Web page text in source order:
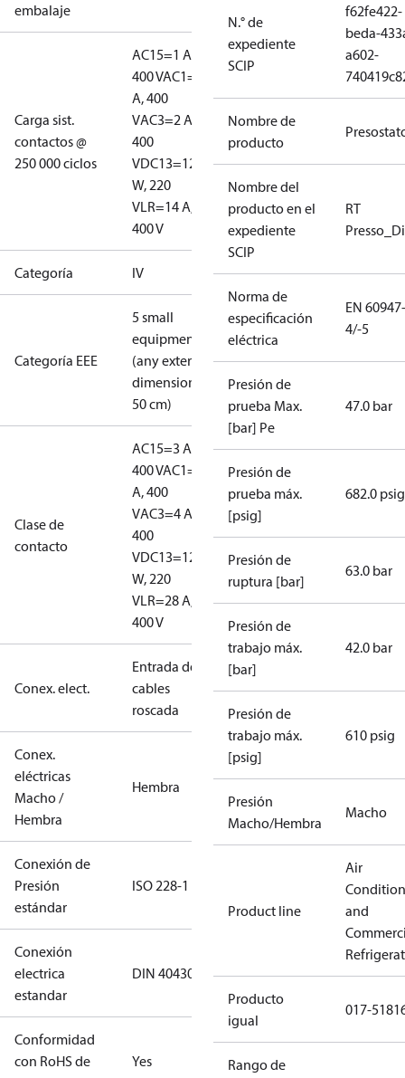
embalaje
Carga sist.
contactos @
250 000 ciclos
AC15=1 A,
400 VAC1=10
A, 400
VAC3=2 A,
400
VDC13=12
W, 220
VLR=14 A,
400 V
Categoría IV
Categoría EEE
5 small
equipment
(any external
dimension <
50 cm)
Clase de
contacto
AC15=3 A,
400 VAC1=10
A, 400
VAC3=4 A,
400
VDC13=12
W, 220
VLR=28 A,
400 V
Conex. elect.
Entrada de
cables
roscada
Conex.
eléctricas
Macho /
Hembra
Hembra
Conexión de
Presión
estándar
ISO 228-1
Conexión
electrica
estandar
DIN 40430
Conformidad
con RoHS de
Yes
N.° de
expediente
SCIP
f62fe422-
beda-
a602-
Nombre de
producto
Nombre del
producto en el
expediente
SCIP
RT
Norma de
especificación
eléctrica
EN 60947-
4/-5
Presión de
prueba Max.
[bar] Pe
47.0 bar
Presión de
prueba máx.
[psig]
682.0 psig
Presión de
ruptura [bar]
63.0 bar
Presión de
trabajo máx.
[bar]
42.0 bar
Presión de
trabajo máx.
[psig]
610 psig
Presión
Macho/Hembra
Macho
Product line
Air
and
Producto
igual
017-
Rango de